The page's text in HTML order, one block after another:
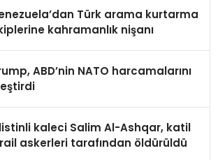
Türk arama kurtarma
kahramanlık nişanı
ABD’nin NATO harcamalarını
kaleci Salim Al-Ashqar, katil
askerleri tarafından öldürüldü